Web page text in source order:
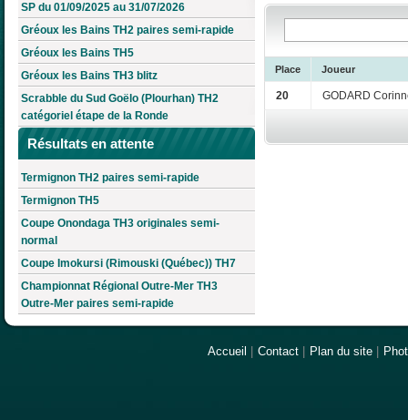
SP du 01/09/2025 au 31/07/2026
Gréoux les Bains TH2 paires semi-rapide
Gréoux les Bains TH5
Gréoux les Bains TH3 blitz
Scrabble du Sud Goëlo (Plourhan) TH2
catégoriel étape de la Ronde
Résultats en attente
Termignon TH2 paires semi-rapide
Termignon TH5
Coupe Onondaga TH3 originales semi-
normal
Coupe Imokursi (Rimouski (Québec)) TH7
Championnat Régional Outre-Mer TH3
Outre-Mer paires semi-rapide
Place Joueur
20 GODARD
Accueil Contact Plan du site